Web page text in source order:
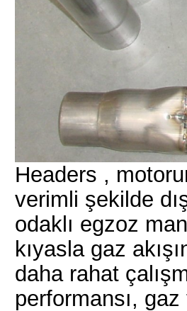
Headers ,
verimli şekilde
odaklı egzoz
kıyasla gaz
daha rahat
performansı,